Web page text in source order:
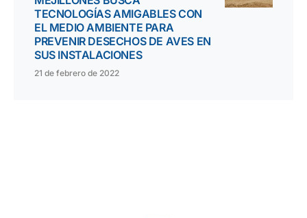
TECNOLOGÍAS AMIGABLES CON
EL MEDIO AMBIENTE PARA
PREVENIR DESECHOS DE AVES EN
SUS INSTALACIONES
21 de febrero de 2022